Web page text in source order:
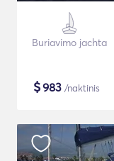
Buriavimo jachta
$983 /naktinis